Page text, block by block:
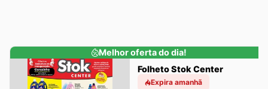
Melhor oferta do dia!
Folheto Stok Center
Expira amanhã